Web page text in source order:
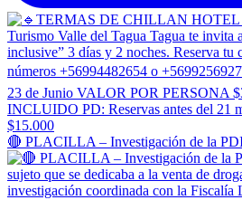
🔴 PLACILLA – Investigación de la